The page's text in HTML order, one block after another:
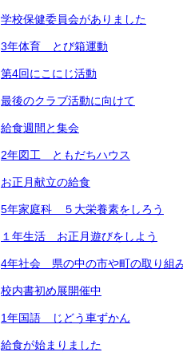
学校保健委員会がありました
3年体育 とび箱運動
第4回にこにじ活動
最後のクラブ活動に向けて
給食週間と集会
2年図工 ともだちハウス
お正月献立の給食
5年家庭科 ５大栄養素をしろう
１年生活 お正月遊びをしよう
4年社会 県の中の市や町の取り組
校内書初め展開催中
1年国語 じどう車ずかん
給食が始まりました